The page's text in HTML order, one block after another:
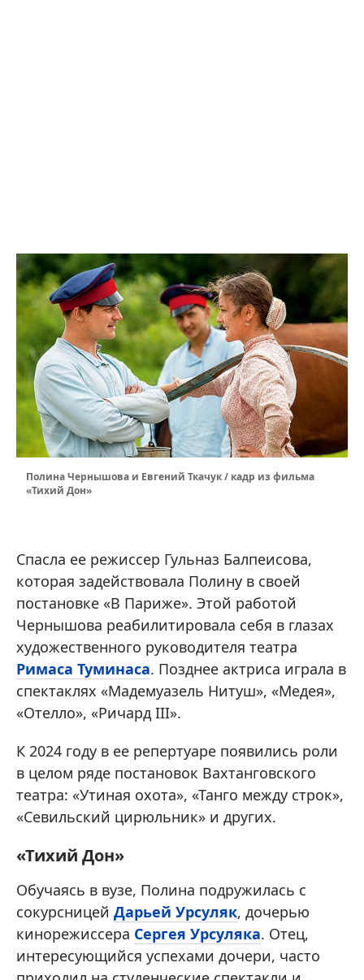
Полина Чернышова и Евгений Ткачук / кадр из фильма
«Тихий Дон»
Спасла ее режиссер Гульназ Балпеисова,
которая задействовала Полину в своей
постановке «В Париже». Этой работой
Чернышова реабилитировала себя в глазах
художественного руководителя театра
Римаса Туминаса. Позднее актриса играла в
спектаклях «Мадемуазель Нитуш», «Медея»,
«Отелло», «Ричард III».
К 2024 году в ее репертуаре появились роли
в целом ряде постановок Вахтанговского
театра: «Утиная охота», «Танго между строк»,
«Севильский цирюльник» и других.
«Тихий Дон»
Обучаясь в вузе, Полина подружилась с
сокурсницей Дарьей Урсуляк, дочерью
кинорежиссера Сергея Урсуляка. Отец,
интересующийся успехами дочери, часто